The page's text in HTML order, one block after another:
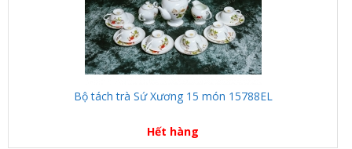
Bộ tách trà Sứ Xương 15 món 15788EL
Hết hàng